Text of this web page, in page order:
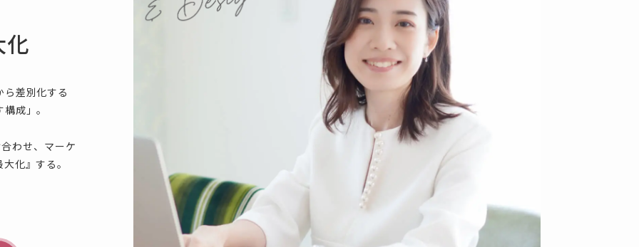
化
差別化する
成」。
わせ、マーケ
化』する。